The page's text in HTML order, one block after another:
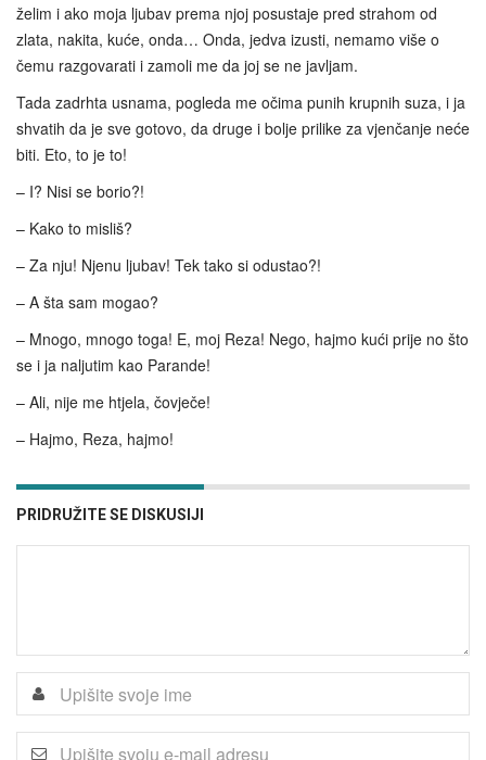
želim i ako moja ljubav prema njoj posustaje pred strahom od
zlata, nakita, kuće, onda… Onda, jedva izusti, nemamo više o
čemu razgovarati i zamoli me da joj se ne javljam.
Tada zadrhta usnama, pogleda me očima punih krupnih suza, i ja
shvatih da je sve gotovo, da druge i bolje prilike za vjenčanje neće
biti. Eto, to je to!
– I? Nisi se borio?!
– Kako to misliš?
– Za nju! Njenu ljubav! Tek tako si odustao?!
– A šta sam mogao?
– Mnogo, mnogo toga! E, moj Reza! Nego, hajmo kući prije no što
se i ja naljutim kao Parande!
– Ali, nije me htjela, čovječe!
– Hajmo, Reza, hajmo!
PRIDRUŽITE SE DISKUSIJI